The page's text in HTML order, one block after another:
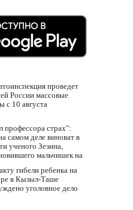
проведет
России массовые
с 10 августа
профессора страх":
самом деле виноват в
ученого Зезина,
мальчишек на
гибели ребенка на
в Кызыл-Таше
уголовное дело